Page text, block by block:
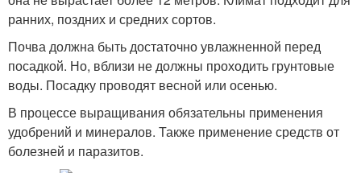
ранних, поздних и средних сортов.
Почва должна быть достаточно увлажненной перед
посадкой. Но, вблизи не должны проходить грунтовые
воды. Посадку проводят весной или осенью.
В процессе выращивания обязательны применения
удобрений и минералов. Также применение средств от
болезней и паразитов.